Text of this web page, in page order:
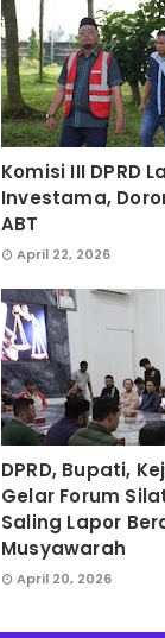
Komisi III DPRD
Investama,
ABT
April 22, 2026
DPRD, Bupati,
Gelar Forum
Saling Lapor
Musyawarah
April 20, 2026